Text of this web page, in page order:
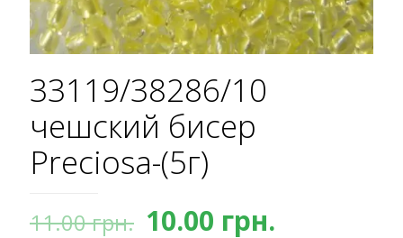
33119/38286/10
чешский бисер
Preciosa-(5г)
11.00грн. Первоначальная
10.00 грн.